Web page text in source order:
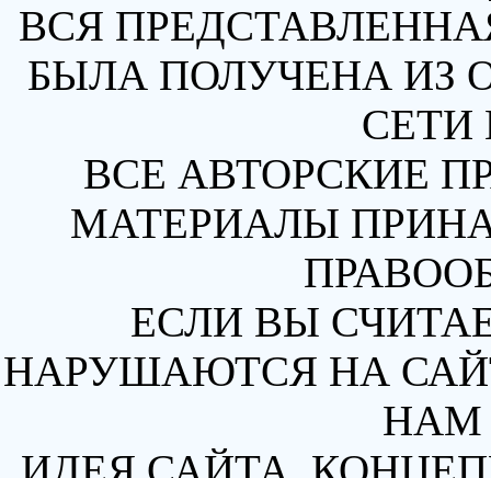
ВСЯ
БЫЛА ПОЛУЧЕНА ИЗ
СЕТИ
ВСЕ АВТОРСКИЕ
МАТЕРИАЛЫ
ЕСЛИ ВЫ
НАРУШАЮТСЯ НА
НАМ